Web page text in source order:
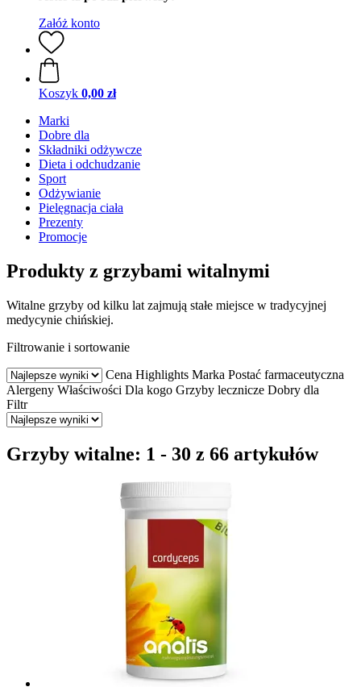
Załóż konto
Koszyk 0,00 zł
Marki
Dobre dla
Składniki odżywcze
Dieta i odchudzanie
Sport
Odżywianie
Pielęgnacja ciała
Prezenty
Promocje
Produkty z grzybami witalnymi
Witalne grzyby od kilku lat zajmują stałe miejsce w tradycyjnej
medycynie chińskiej.
Filtrowanie i sortowanie
Cena Highlights Marka Postać farmaceutyczna
Alergeny Właściwości Dla kogo Grzyby lecznicze Dobry dla
Filtr
Grzyby witalne: 1 - 30 z 66 artykułów